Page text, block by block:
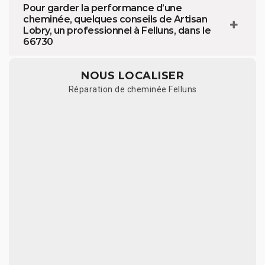
Pour garder la performance d’une
cheminée, quelques conseils de Artisan
Lobry, un professionnel à Felluns, dans le
66730
NOUS LOCALISER
Réparation de cheminée Felluns